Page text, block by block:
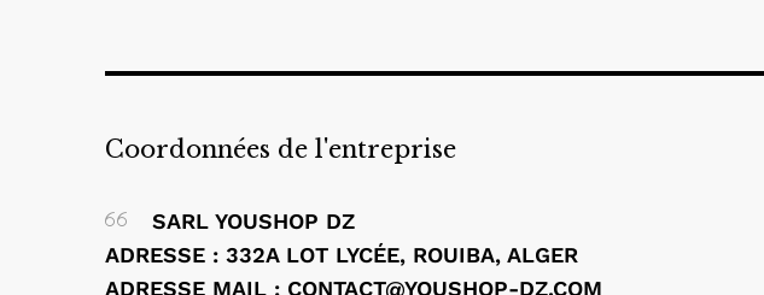
Coordonnées de l'entreprise
SARL YOUSHOP DZ
ADRESSE : 332A LOT LYCÉE, ROUIBA, ALGER
ADRESSE MAIL : CONTACT@YOUSHOP-DZ.COM